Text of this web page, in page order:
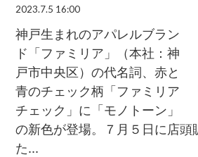
2023.7.5 16:00
神戸生まれのアパレルブラン
ド「ファミリア」（本社：神
戸市中央区）の代名詞、赤と
青のチェック柄「ファミリア
チェック」に「モノトーン」
の新色が登場。７月５日に店頭
た...